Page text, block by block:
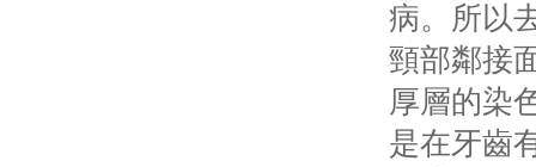
病。 所以
頸部鄰接
厚層的染
是在牙齒